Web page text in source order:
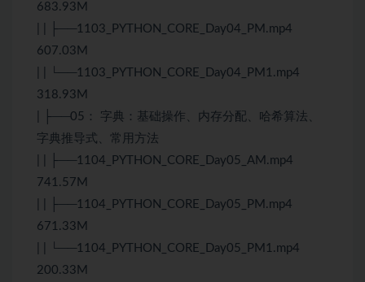
683.93M
| | ├──1103_PYTHON_CORE_Day04_PM.mp4
607.03M
| | └──1103_PYTHON_CORE_Day04_PM1.mp4
318.93M
| ├──05： 字典：基础操作、内存分配、哈希算法、
字典推导式、常用方法
| | ├──1104_PYTHON_CORE_Day05_AM.mp4
741.57M
| | ├──1104_PYTHON_CORE_Day05_PM.mp4
671.33M
| | └──1104_PYTHON_CORE_Day05_PM1.mp4
200.33M